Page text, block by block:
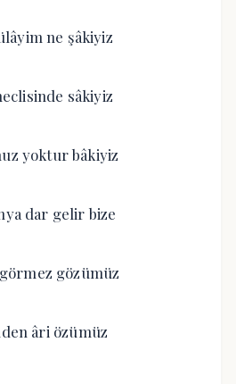
ne şâkiyiz
sâkiyiz
yoktur bâkiyiz
dar gelir bize
gözümüz
âri özümüz